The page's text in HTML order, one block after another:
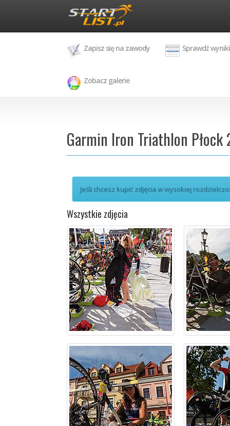
Zapisz się na zawody Sprawdź wyniki
Zobacz galerie
Garmin Iron Triathlon
Jeśli chcesz kupić zdjęcia w wysokiej
Wszystkie zdjęcia